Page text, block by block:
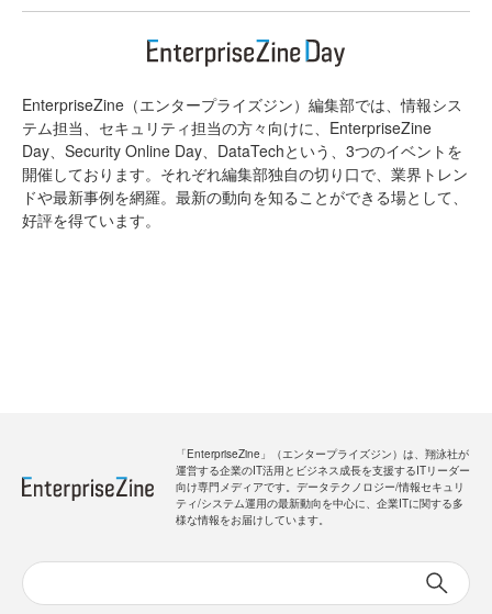
EnterpriseZine（エンタープライズジン）編集部では、情報シス
テム担当、セキュリティ担当の方々向けに、EnterpriseZine
Day、Security Online Day、DataTechという、3つのイベントを
開催しております。それぞれ編集部独自の切り口で、業界トレン
ドや最新事例を網羅。最新の動向を知ることができる場として、
好評を得ています。
「EnterpriseZine」（エンタープライズジン）は、翔泳社が
運営する企業のIT活用とビジネス成長を支援するITリーダー
向け専門メディアです。データテクノロジー/情報セキュリ
ティ/システム運用の最新動向を中心に、企業ITに関する多
様な情報をお届けしています。